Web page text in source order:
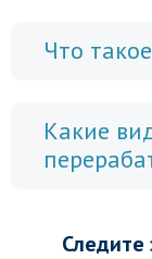
Что
Какие
Следите